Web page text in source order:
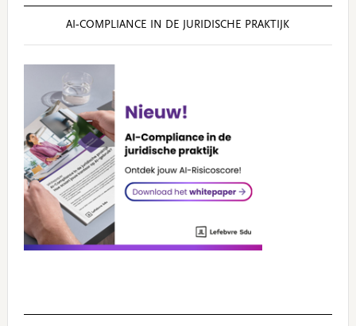
AI‑COMPLIANCE IN DE JURIDISCHE PRAKTIJK